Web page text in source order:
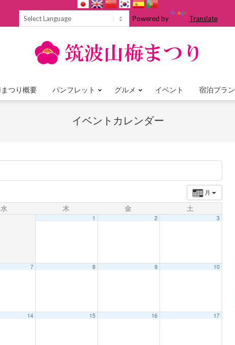
Powered by Translate
Primary
Menu
つり概要 パンフレット グルメ イベント 宿泊プラン
イベントカレンダー
月
水 木 金 土
1 2 3
7 8 9 10
14 15 16 17